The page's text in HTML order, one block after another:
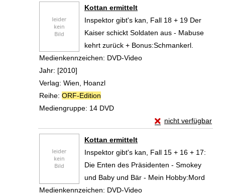
Kottan ermittelt
Inspektor gibt's kan, Fall 18 + 19 Der
Kaiser schickt Soldaten aus - Mabuse
kehrt zurück + Bonus:Schmankerl.
Suche nach diesem Verfasser
Medienkennzeichen: DVD-Video
Jahr: [2010]
Verlag: Wien, Hoanzl
Reihe: ORF-Edition
Mediengruppe: 14 DVD
nicht verfügbar
Exemplar-Details
Kottan ermittelt
Inspektor gibt's kan, Fall 15 + 16 + 17:
Die Enten des Präsidenten - Smokey
und Baby und Bär - Mein Hobby:Mord
Suche nach diesem Verfasser
Medienkennzeichen: DVD-Video